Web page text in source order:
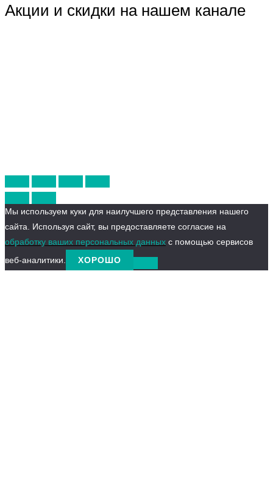
Акции и скидки на нашем канале
Мы используем куки для наилучшего представления нашего
сайта. Используя сайт, вы предоставляете согласие на
обработку ваших персональных данных с помощью сервисов
веб-аналитики.
ХОРОШО